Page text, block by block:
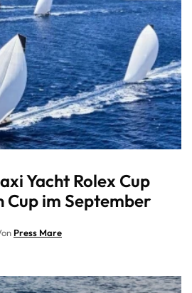
Yacht Rolex Cup
Cup im September
Press Mare